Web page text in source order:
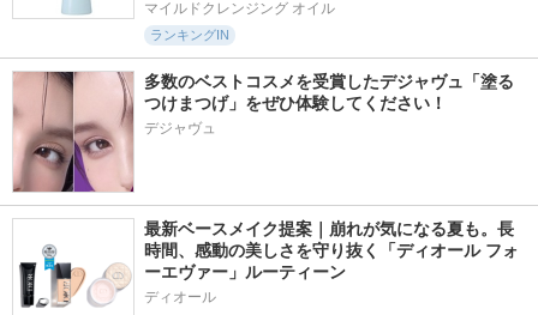
マイルドクレンジング オイル
ランキングIN
多数のベストコスメを受賞したデジャヴュ「塗る
つけまつげ」をぜひ体験してください！
デジャヴュ
最新ベースメイク提案｜崩れが気になる夏も。長
時間、感動の美しさを守り抜く「ディオール フォ
ーエヴァー」ルーティーン
ディオール